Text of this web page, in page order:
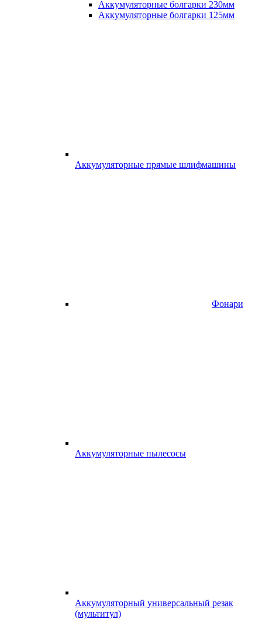
Аккумуляторные болгарки 230мм
Аккумуляторные болгарки 125мм
Аккумуляторные прямые шлифмашины
Фонари
Аккумуляторные пылесосы
Аккумуляторный универсальный резак
(мультитул)